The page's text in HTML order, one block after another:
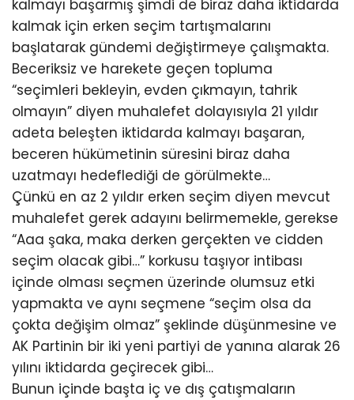
kalmayı başarmış şimdi de biraz daha iktidarda
kalmak için erken seçim tartışmalarını
başlatarak gündemi değiştirmeye çalışmakta.
Beceriksiz ve harekete geçen topluma
“seçimleri bekleyin, evden çıkmayın, tahrik
olmayın” diyen muhalefet dolayısıyla 21 yıldır
adeta beleşten iktidarda kalmayı başaran,
beceren hükümetinin süresini biraz daha
uzatmayı hedeflediği de görülmekte…
Çünkü en az 2 yıldır erken seçim diyen mevcut
muhalefet gerek adayını belirmemekle, gerekse
“Aaa şaka, maka derken gerçekten ve cidden
seçim olacak gibi…” korkusu taşıyor intibası
içinde olması seçmen üzerinde olumsuz etki
yapmakta ve aynı seçmene “seçim olsa da
çokta değişim olmaz” şeklinde düşünmesine ve
AK Partinin bir iki yeni partiyi de yanına alarak 26
yılını iktidarda geçirecek gibi…
Bunun içinde başta iç ve dış çatışmaların